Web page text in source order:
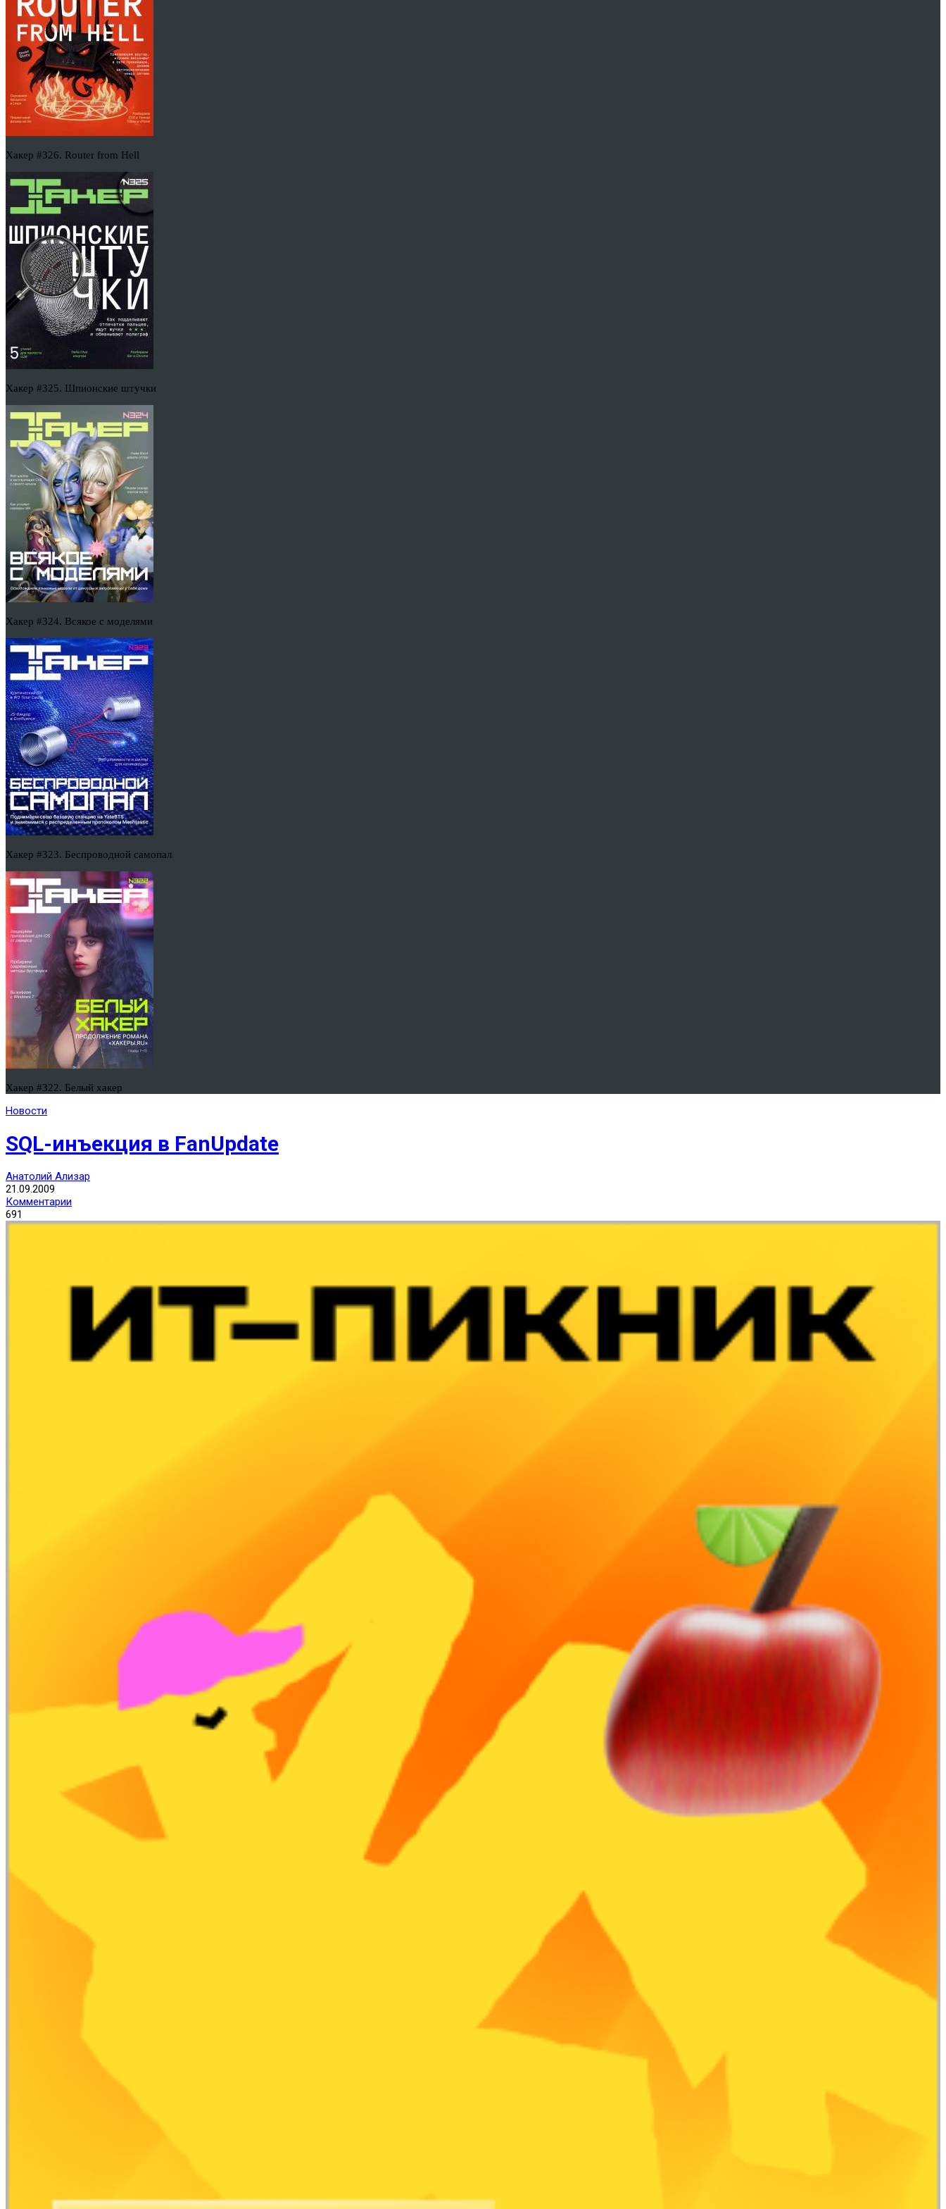
Хакер #326. Router from Hell
Хакер #325. Шпионские штучки
Хакер #324. Всякое с моделями
Хакер #323. Беспроводной самопал
Хакер #322. Белый хакер
Новости
SQL-инъекция в FanUpdate
Анатолий Ализар
21.09.2009
Комментарии
691